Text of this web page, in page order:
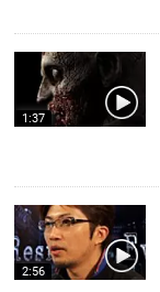
1:37
2:56